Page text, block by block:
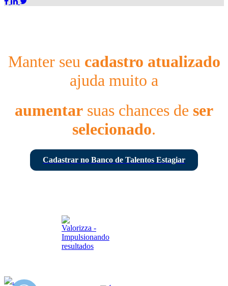
Manter seu cadastro atualizado
ajuda muito a
aumentar suas chances de ser
selecionado.
Cadastrar no Banco de Talentos Estagiar